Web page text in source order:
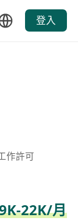
登入
作許可
22K/月